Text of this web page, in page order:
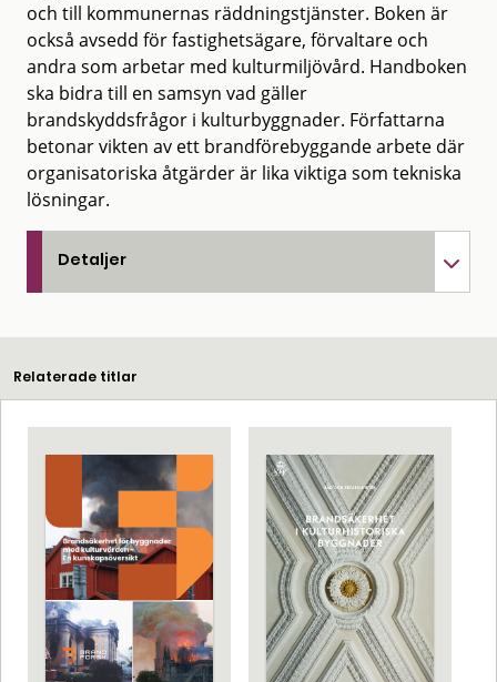
och till kommunernas räddningstjänster. Boken är
också avsedd för fastighetsägare, förvaltare och
andra som arbetar med kulturmiljövård. Handboken
ska bidra till en samsyn vad gäller
brandskyddsfrågor i kulturbyggnader. Författarna
betonar vikten av ett brandförebyggande arbete där
organisatoriska åtgärder är lika viktiga som tekniska
lösningar.
Detaljer
Relaterade titlar